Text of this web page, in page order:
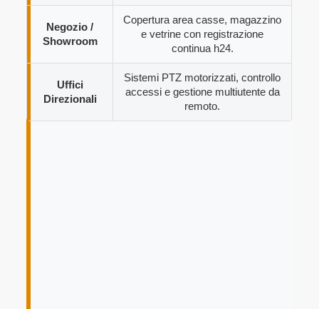
Negozio /
Showroom
Copertura area casse, magazzino
e vetrine con registrazione
continua h24.
Uffici
Direzionali
Sistemi PTZ motorizzati, controllo
accessi e gestione multiutente da
remoto.